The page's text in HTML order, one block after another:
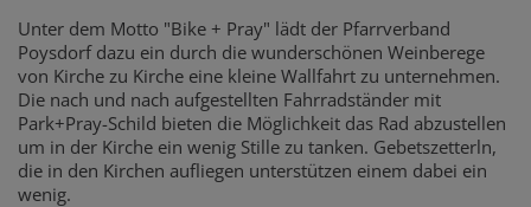
Unter dem Motto "Bike + Pray" lädt der Pfarrverband
Poysdorf dazu ein durch die wunderschönen Weinberege
von Kirche zu Kirche eine kleine Wallfahrt zu unternehmen.
Die nach und nach aufgestellten Fahrradständer mit
Park+Pray-Schild bieten die Möglichkeit das Rad abzustellen
um in der Kirche ein wenig Stille zu tanken. Gebetszetterln,
die in den Kirchen aufliegen unterstützen einem dabei ein
wenig.